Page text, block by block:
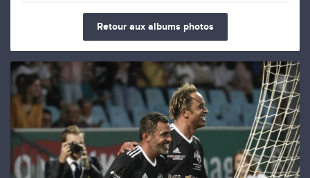
Retour aux albums photos